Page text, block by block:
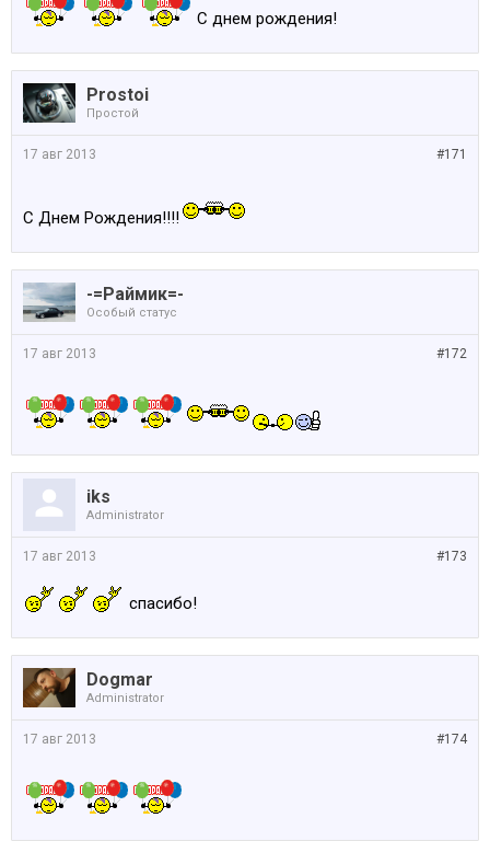
С днем рождения!
Prostoi
Простой
#171
17 авг 2013
С Днем Рождения!!!!
-=Раймик=-
Особый статус
#172
17 авг 2013
iks
Administrator
#173
17 авг 2013
спасибо!
Dogmar
Administrator
#174
17 авг 2013